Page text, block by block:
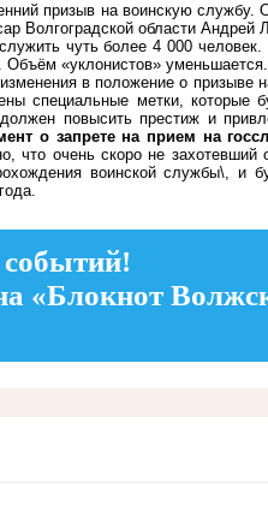
призыв на воинскую службу.
Волгоградской области
чуть более 4 000
Объём «уклонистов»
в положение о призыве
специальные метки, которые
повысить престиж и
о запрете на прием на
что очень скоро не захотевший
воинской службы\, и
событий!
«Блокнот